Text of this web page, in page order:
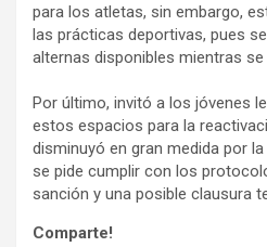
para los atletas, sin embargo,
las prácticas deportivas, pues
alternas disponibles mientras
Por último, invitó a los jóvenes
estos espacios para la
disminuyó en gran medida por
se pide cumplir con los
sanción y una posible clausura
Comparte!